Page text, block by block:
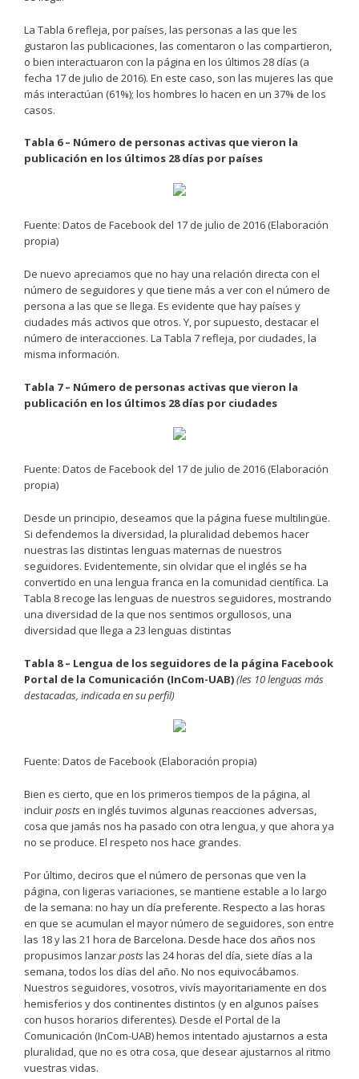
La Tabla 6 refleja, por países, las personas a las que les
gustaron las publicaciones, las comentaron o las compartieron,
o bien interactuaron con la página en los últimos 28 días (a
fecha 17 de julio de 2016). En este caso, son las mujeres las que
más interactúan (61%); los hombres lo hacen en un 37% de los
casos.
Tabla 6 – Número de personas activas que vieron la
publicación en los últimos 28 días por países
Fuente: Datos de Facebook del 17 de julio de 2016 (Elaboración
propia)
De nuevo apreciamos que no hay una relación directa con el
número de seguidores y que tiene más a ver con el número de
persona a las que se llega. Es evidente que hay países y
ciudades más activos que otros. Y, por supuesto, destacar el
número de interacciones. La Tabla 7 refleja, por ciudades, la
misma información.
Tabla 7 – Número de personas activas que vieron la
publicación en los últimos 28 días por ciudades
Fuente: Datos de Facebook del 17 de julio de 2016 (Elaboración
propia)
Desde un principio, deseamos que la página fuese multilingüe.
Si defendemos la diversidad, la pluralidad debemos hacer
nuestras las distintas lenguas maternas de nuestros
seguidores. Evidentemente, sin olvidar que el inglés se ha
convertido en una lengua franca en la comunidad científica. La
Tabla 8 recoge las lenguas de nuestros seguidores, mostrando
una diversidad de la que nos sentimos orgullosos, una
diversidad que llega a 23 lenguas distintas
Tabla 8 – Lengua de los seguidores de la página Facebook
Portal de la Comunicación (InCom-UAB)(les 10 lenguas más
destacadas, indicada en su perfil)
Fuente: Datos de Facebook (Elaboración propia)
Bien es cierto, que en los primeros tiempos de la página, al
incluirposts en inglés tuvimos algunas reacciones adversas,
cosa que jamás nos ha pasado con otra lengua, y que ahora ya
no se produce. El respeto nos hace grandes.
Por último, deciros que el número de personas que ven la
página, con ligeras variaciones, se mantiene estable a lo largo
de la semana: no hay un día preferente. Respecto a las horas
en que se acumulan el mayor número de seguidores, son entre
las 18 y las 21 hora de Barcelona. Desde hace dos años nos
propusimos lanzarpostslas 24 horas del día, siete días a la
semana, todos los días del año. No nos equivocábamos.
Nuestros seguidores, vosotros, vivís mayoritariamente en dos
hemisferios y dos continentes distintos (y en algunos países
con husos horarios diferentes). Desde el Portal de la
Comunicación (InCom-UAB) hemos intentado ajustarnos a esta
pluralidad, que no es otra cosa, que desear ajustarnos al ritmo
vuestras vidas.